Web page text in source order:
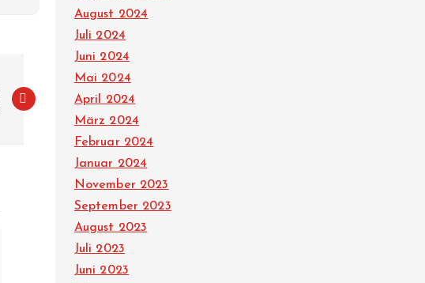
August 2024
Juli 2024
Juni 2024
Mai 2024
April 2024
März 2024
Februar 2024
Januar 2024
November 2023
September 2023
August 2023
Juli 2023
Juni 2023